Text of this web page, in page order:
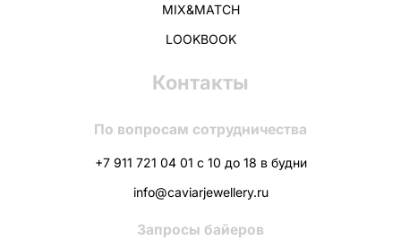
MIX&MATCH
LOOKBOOK
Контакты
По вопросам сотрудничества
+7 911 721 04 01 с 10 до 18 в будни
info@caviarjewellery.ru
Запросы байеров